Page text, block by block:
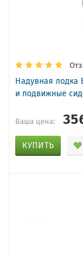
Надувная лодка
и подвижные
Ваша цена:
КУПИТЬ